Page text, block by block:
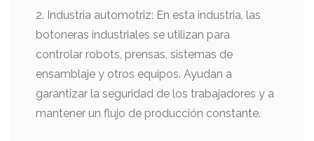
2. Industria automotriz: En esta industria, las
botoneras industriales se utilizan para
controlar robots, prensas, sistemas de
ensamblaje y otros equipos. Ayudan a
garantizar la seguridad de los trabajadores y a
mantener un flujo de producción constante.